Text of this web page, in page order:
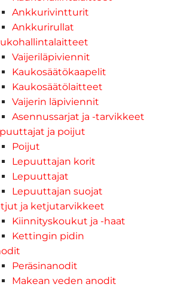
Ankkurivintturit
Ankkurirullat
Vaijeriläpiviennit
Kaukosäätökaapelit
Kaukosäätölaitteet
Vaijerin läpiviennit
Asennussarjat ja -tarvikkeet
ja poijut
Poijut
Lepuuttajan korit
Lepuuttajat
Lepuuttajan suojat
ja ketjutarvikkeet
Kiinnityskoukut ja -haat
Kettingin pidin
Peräsinanodit
Makean veden anodit